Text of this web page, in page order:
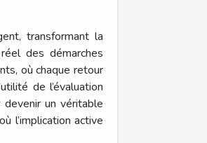
transformant la
des démarches
où chaque retour
de l’évaluation
devenir un véritable
l’implication active